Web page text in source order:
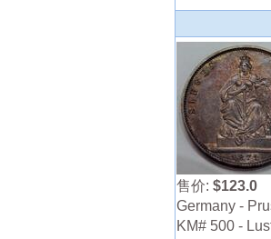
售价: $123.0
Germany -
KM# 500 -